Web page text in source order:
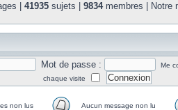
| 41935 sujets | 9834membres | Notre
Mot de passe :
Me
chaque visite
non lus Aucun message non lu